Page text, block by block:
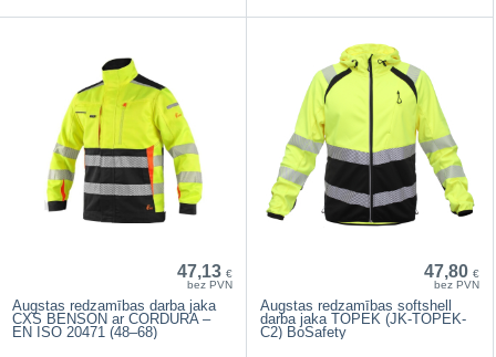
47,13 €
bez PVN
Augstas redzamības darba jaka
CXS BENSON ar CORDURA –
EN ISO 20471 (48–68)
47,80 €
bez PVN
Augstas redzamības softshell
darba jaka TOPEK (JK-TOPEK-
C2) BoSafety